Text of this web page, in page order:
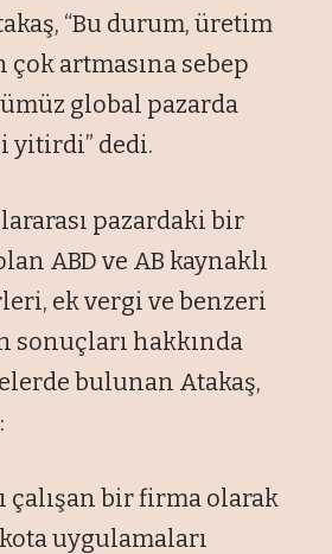
“Bu durum, üretim
artmasına sebep
global pazarda
yitirdi” dedi.
pazardaki bir
ABD ve AB kaynaklı
ek vergi ve benzeri
sonuçları hakkında
bulunan Atakaş,
çalışan bir firma olarak
uygulamaları